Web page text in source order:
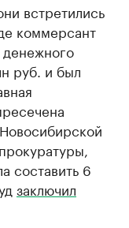
встретились
коммерсант
денежного
руб. и был
составить 6
заключил